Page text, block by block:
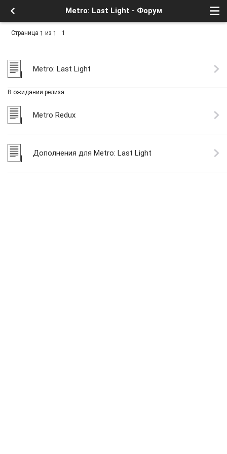
Metro: Last Light - Форум
Страница 1 из 1 1
Metro: Last Light
В ожидании релиза
Metro Redux
Дополнения для Metro: Last Light